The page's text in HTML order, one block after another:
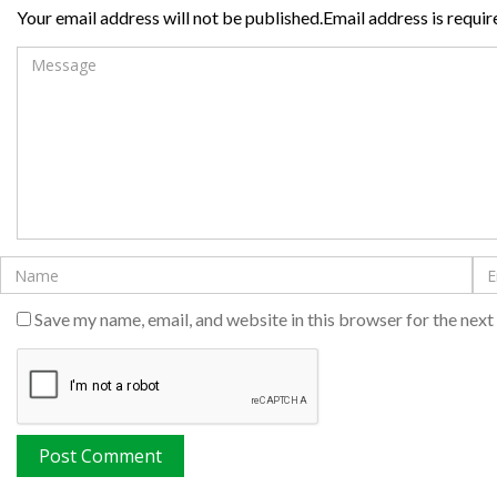
Your email address will not be published.Email address is
Save my name, email, and website in this browser for the